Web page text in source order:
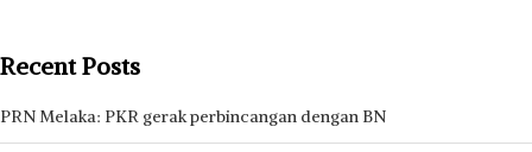
Recent Posts
PRN Melaka: PKR gerak perbincangan dengan BN